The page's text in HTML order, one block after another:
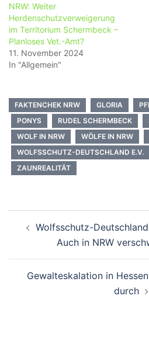
NRW: Weiter
Herdenschutzverweigerung
im Territorium Schermbeck –
Planloses Vet.-Amt?
11. November 2024
In "Allgemein"
FAKTENCHEK NRW GLORIA
PONYS
RUDEL SCHERMBECK
WOLF IN NRW
WÖLFE IN NRW
WOLFSSCHUTZ-DEUTSCHLAND E.V.
ZAUNREALITÄT
Wolfsschutz-
Auch in NRW
Gewalteskalation in
durch